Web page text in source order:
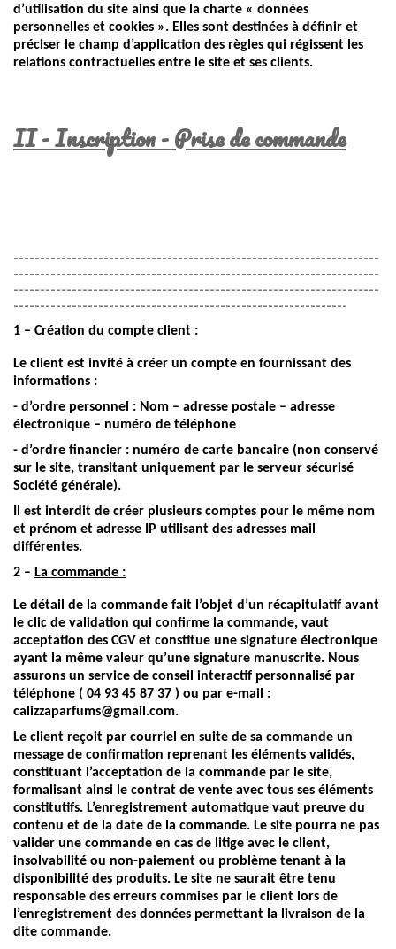
d’utilisation du site ainsi que la charte « données
personnelles et cookies ». Elles sont destinées à définir et
préciser le champ d’application des règles qui régissent les
relations contractuelles entre le site et ses clients.
II - Inscription - Prise de commande
---------------------------------------------------------------------
---------------------------------------------------------------------
---------------------------------------------------------------------
---------------------------------------------------------------
1 – Création du compte client :
Le client est invité à créer un compte en fournissant des
informations :
- d’ordre personnel : Nom – adresse postale – adresse
électronique – numéro de téléphone
- d’ordre financier : numéro de carte bancaire (non conservé
sur le site, transitant uniquement par le serveur sécurisé
Société générale).
Il est interdit de créer plusieurs comptes pour le même nom
et prénom et adresse IP utilisant des adresses mail
différentes.
2 – La commande :
Le détail de la commande fait l’objet d’un récapitulatif avant
le clic de validation qui confirme la commande, vaut
acceptation des CGV et constitue une signature électronique
ayant la même valeur qu’une signature manuscrite. Nous
assurons un service de conseil interactif personnalisé par
téléphone ( 04 93 45 87 37 ) ou par e-mail :
calizzaparfums@gmail.com.
Le client reçoit par courriel en suite de sa commande un
message de confirmation reprenant les éléments validés,
constituant l’acceptation de la commande par le site,
formalisant ainsi le contrat de vente avec tous ses éléments
constitutifs. L’enregistrement automatique vaut preuve du
contenu et de la date de la commande. Le site pourra ne pas
valider une commande en cas de litige avec le client,
insolvabilité ou non-paiement ou problème tenant à la
disponibilité des produits. Le site ne saurait être tenu
responsable des erreurs commises par le client lors de
l’enregistrement des données permettant la livraison de la
dite commande.